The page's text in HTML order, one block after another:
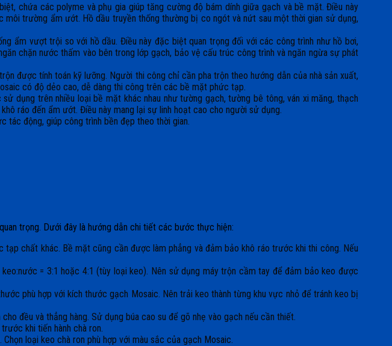
chứa các polyme và phụ gia giúp tăng cường độ bám dính giữa gạch và bề mặt. Điều này
trường ẩm ướt. Hồ dầu truyền thống thường bị co ngót và nứt sau một thời gian sử dụng,
ẩm vượt trội so với hồ dầu. Điều này đặc biệt quan trọng đối với các công trình như hồ bơi,
chặn nước thấm vào bên trong lớp gạch, bảo vệ cấu trúc công trình và ngăn ngừa sự phát
được tính toán kỹ lưỡng. Người thi công chỉ cần pha trộn theo hướng dẫn của nhà sản xuất,
có độ dẻo cao, dễ dàng thi công trên các bề mặt phức tạp.
dụng trên nhiều loại bề mặt khác nhau như tường gạch, tường bê tông, ván xi măng, thạch
ráo đến ẩm ướt. Điều này mang lại sự linh hoạt cao cho người sử dụng.
động, giúp công trình bền đẹp theo thời gian.
trọng. Dưới đây là hướng dẫn chi tiết các bước thực hiện:
chất khác. Bề mặt cũng cần được làm phẳng và đảm bảo khô ráo trước khi thi công. Nếu
= 3:1 hoặc 4:1 (tùy loại keo). Nên sử dụng máy trộn cầm tay để đảm bảo keo được
phù hợp với kích thước gạch Mosaic. Nên trải keo thành từng khu vực nhỏ để tránh keo bị
đều và thẳng hàng. Sử dụng búa cao su để gõ nhẹ vào gạch nếu cần thiết.
khi tiến hành chà ron.
loại keo chà ron phù hợp với màu sắc của gạch Mosaic.